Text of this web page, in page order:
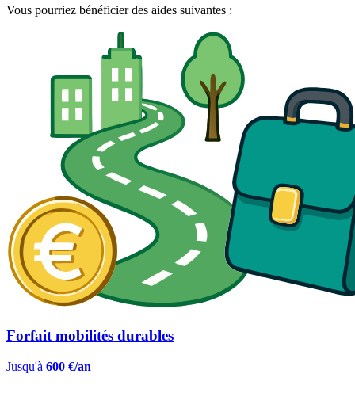
Vous pourriez bénéficier des aides suivantes :
Forfait mobilités durables
Jusqu'à 600 €/an